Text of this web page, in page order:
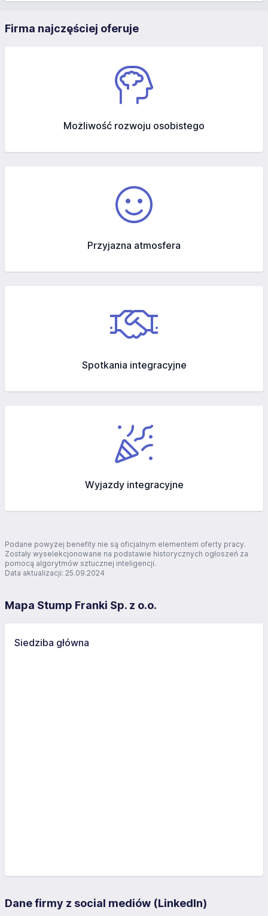
Firma najczęściej oferuje
Możliwość rozwoju osobistego
Przyjazna atmosfera
Spotkania integracyjne
Wyjazdy integracyjne
Podane powyżej benefity nie są oficjalnym elementem oferty pracy.
Zostały wyselekcjonowane na podstawie historycznych ogłoszeń za
pomocą algorytmów sztucznej inteligencji.
Data aktualizacji: 25.09.2024
Mapa Stump Franki Sp. z o.o.
Siedziba główna
Dane firmy z social mediów (LinkedIn)